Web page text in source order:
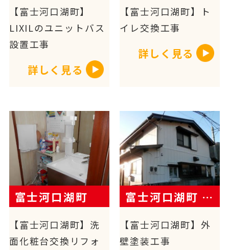
【富士河口湖町】
LIXILのユニットバス
設置工事
詳しく見る
【富士河口湖町】ト
イレ交換工事
詳しく見る
富士河口湖町
【富士河口湖町】洗
面化粧台交換リフォ
富士河口湖町 H様邸
【富士河口湖町】外
壁塗装工事